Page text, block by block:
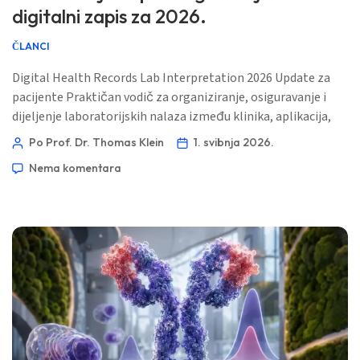
digitalni zapis za 2026.
ČLANCI
Digital Health Records Lab Interpretation 2026 Update za
pacijente Praktičan vodič za organiziranje, osiguravanje i
dijeljenje laboratorijskih nalaza između klinika, aplikacija,
obiteljskih računa i alata za AI zdravlje, bez uklanjanja
~11 minuta 📅 1. svibnja 2026. 📝 Objavljeno: 1. svibnja 2026.
Po Prof. Dr. Thomas Klein
1. svibnja 2026.
Nema komentara